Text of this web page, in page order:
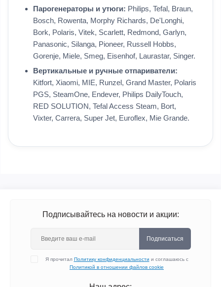
Парогенераторы и утюги: Philips, Tefal, Braun,
Bosch, Rowenta, Morphy Richards, De'Longhi,
Bork, Polaris, Vitek, Scarlett, Redmond, Garlyn,
Panasonic, Silanga, Pioneer, Russell Hobbs,
Gorenje, Miele, Smeg, Eisenhof, Laurastar, Singer.
Вертикальные и ручные отпариватели:
Kitfort, Xiaomi, MIE, Runzel, Grand Master, Polaris
PGS, SteamOne, Endever, Philips DailyTouch,
RED SOLUTION, Tefal Access Steam, Bort,
Vixter, Carrera, Super Jet, Euroflex, Mie Grande.
Подписывайтесь на новости и акции:
Подписаться
Я прочитал Политику конфиденциальности и соглашаюсь с
Политикой в отношении файлов cookie